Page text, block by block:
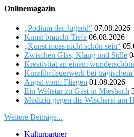
Onlinemagazin
„Podium der Jugend“ 07.08.2026
Kunst braucht Tiefe 06.08.2026
„Kunst muss nicht schön sein“
Zwischen Glas, Klang und Stille
Kreativität an einem
Kurzfilmfeuerwerk bei tragischem
Angst vorm Fliegen 01.08.2026
Ein Weltstar zu Gast in Miesbach
Medizin gegen die Wischerei am
Weitere Beiträge...
Kulturpartner